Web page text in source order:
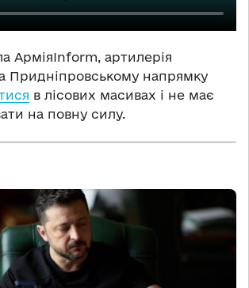
АрміяInform, артилерія
Придніпровському напрямку
в лісових масивах і не має
на повну силу.